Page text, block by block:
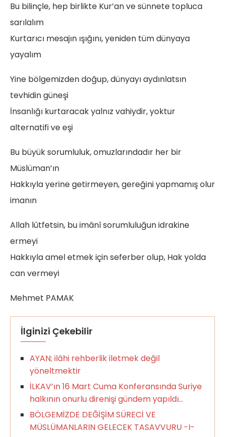
Bu bilinçle, hep birlikte Kur’an ve sünnete topluca
sarılalım
Kurtarıcı mesajın ışığını, yeniden tüm dünyaya
yayalım
Yine bölgemizden doğup, dünyayı aydınlatsın
tevhidin güneşi
İnsanlığı kurtaracak yalnız vahiydir, yoktur
alternatifi ve eşi
Bu büyük sorumluluk, omuzlarındadır her bir
Müslüman’ın
Hakkıyla yerine getirmeyen, gereğini yapmamış olur
imanın
Allah lûtfetsin, bu imânî sorumluluğun idrakine
ermeyi
Hakkıyla amel etmek için seferber olup, Hak yolda
can vermeyi
Mehmet PAMAK
İlginizi Çekebilir
AYAN; ilâhi rehberlik iletmek değil
yöneltmektir
İLKAV’ın 16 Mart Cuma Konferansında Suriye
halkının onurlu direnişi gündem yapıldı…
BÖLGEMİZDE DEĞİŞİM SÜRECİ VE
MÜSLÜMANLARIN GELECEK TASAVVURU -I-